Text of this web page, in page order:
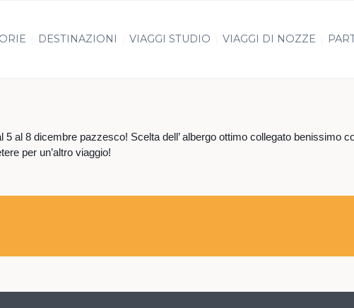
DESTINAZIONI VIAGGI STUDIO VIAGGI DI NOZZE
al 8 dicembre pazzesco! Scelta dell’ albergo ottimo collegato benissimo
per un’altro viaggio!